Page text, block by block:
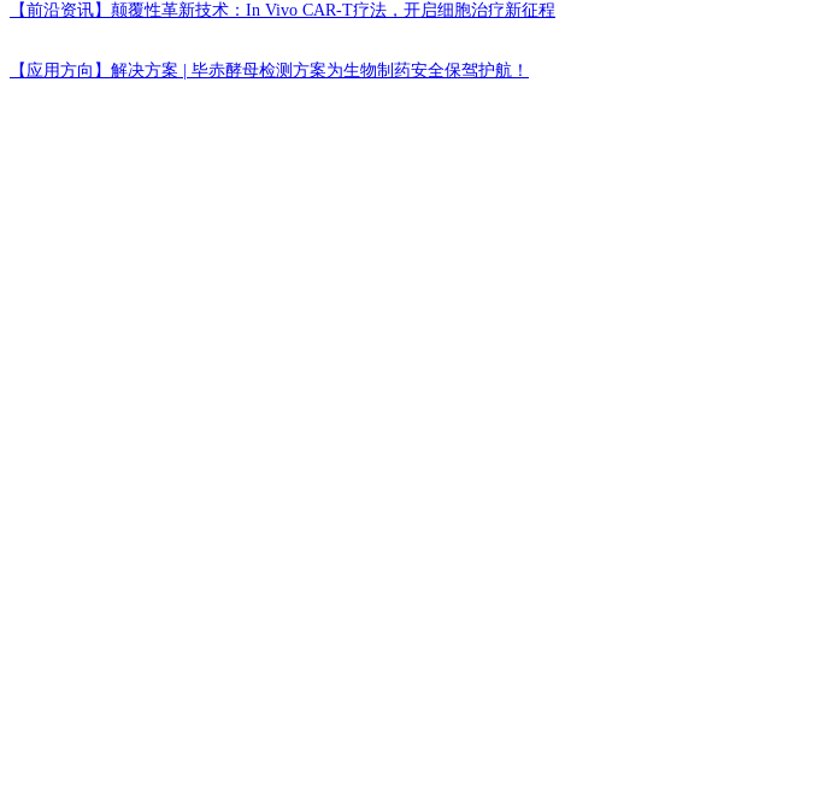
【前沿资讯】 颠覆性革新技术：In Vivo CAR-T疗法，开启细胞治疗新征程
【应用方向】 解决方案 | 毕赤酵母检测方案为生物制药安全保驾护航！